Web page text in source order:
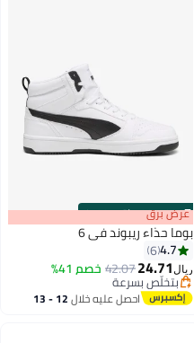
00m:00s
·باقي 100% عرض برق
بوما حذاء ريبوند في 6
4.7
6
ريال 24.71
42.07خصم 41%
بتخلّص بسرعة
بتخلّص بسرعةاحصل عليه خلال 12 - 13